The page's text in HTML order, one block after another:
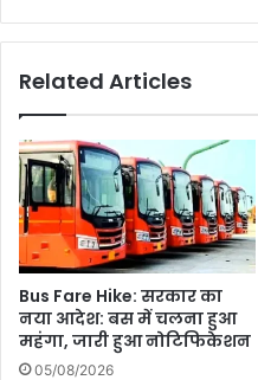
और
उठेगी
अपना
दैनिक
राशिफल!
Related Articles
Bus Fare Hike: सरकार का
नया आदेश: बस में चलना हुआ
महंगा, जारी हुआ नोटिफिकेशन
05/08/2026